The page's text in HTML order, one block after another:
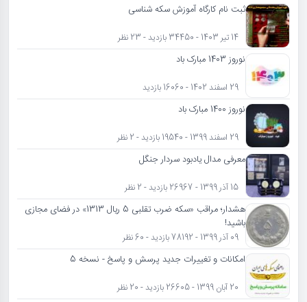
ثبت نام کارگاه آموزش سکه شناسی
14 تیر 1403 - 34450 بازدید - 23 نظر
نوروز 1403 مبارک باد
29 اسفند 1402 - 16060 بازدید
نوروز 1400 مبارک باد
29 اسفند 1399 - 19540 بازدید - 2 نظر
معرفی مدال یادبود سردار جنگل
15 آذر 1399 - 26967 بازدید - 2 نظر
هشدار؛ مراقب «سکه ضرب تقلبی 5 ریال 1313» در فضای مجازی
باشید!
09 آذر 1399 - 78192 بازدید - 60 نظر
امکانات و تغییرات جدید پرسش و پاسخ - نسخه 5
20 آبان 1399 - 26605 بازدید - 20 نظر